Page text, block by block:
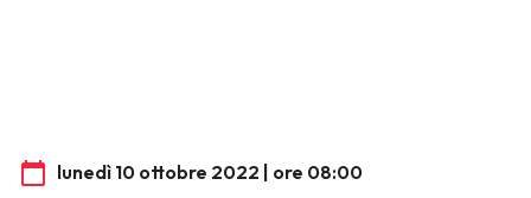
lunedì 10 ottobre 2022 | ore 08:00